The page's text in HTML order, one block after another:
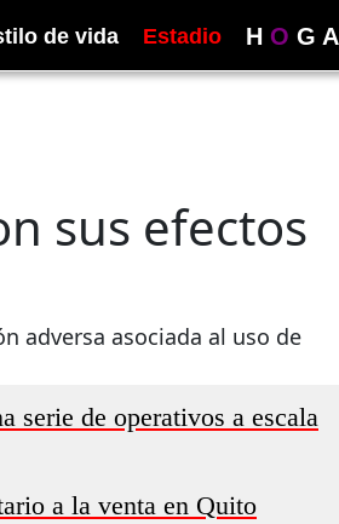
de vida Estadio H O G A
sus efectos
adversa asociada al uso de
serie de operativos a escala
a la venta en Quito